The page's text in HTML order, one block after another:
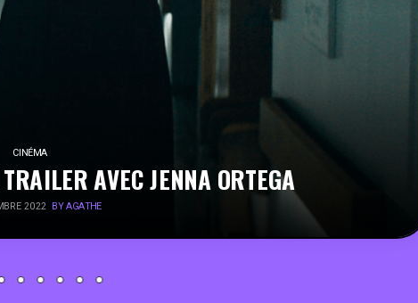
CINÉMA
AVEC JENNA ORTEGA
2022 BY AGATHE